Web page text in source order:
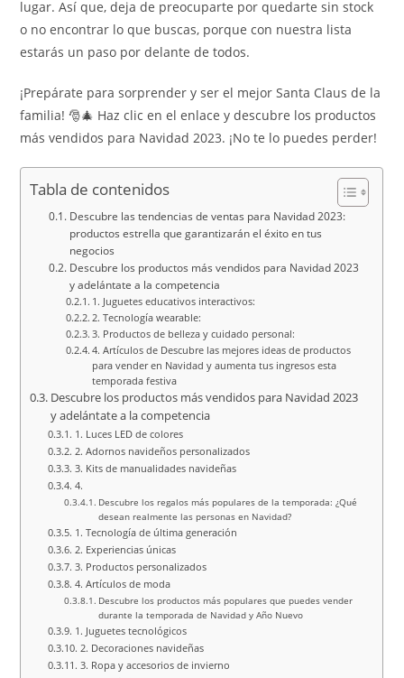
lugar. Así que, deja de preocuparte por quedarte sin stock
o no encontrar lo que buscas, porque con nuestra lista
estarás un paso por delante de todos.
¡Prepárate para sorprender y ser el mejor Santa Claus de la
familia! 🎅🎄 Haz clic en el enlace y descubre los productos
más vendidos para Navidad 2023. ¡No te lo puedes perder!
Tabla de contenidos
Descubre las tendencias de ventas para Navidad 2023:
productos estrella que garantizarán el éxito en tus
negocios
Descubre los productos más vendidos para Navidad 2023
y adelántate a la competencia
1. Juguetes educativos interactivos:
2. Tecnología wearable:
3. Productos de belleza y cuidado personal:
4. Artículos de Descubre las mejores ideas de productos
para vender en Navidad y aumenta tus ingresos esta
temporada festiva
Descubre los productos más vendidos para Navidad 2023
y adelántate a la competencia
1. Luces LED de colores
2. Adornos navideños personalizados
3. Kits de manualidades navideñas
4.
Descubre los regalos más populares de la temporada: ¿Qué
desean realmente las personas en Navidad?
1. Tecnología de última generación
2. Experiencias únicas
3. Productos personalizados
4. Artículos de moda
Descubre los productos más populares que puedes vender
durante la temporada de Navidad y Año Nuevo
1. Juguetes tecnológicos
2. Decoraciones navideñas
3. Ropa y accesorios de invierno